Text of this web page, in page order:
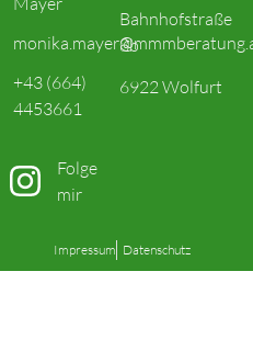
+43 (664)
4453661
Folge
mir
Bahnhofstraße
8b
6922 Wolfurt
Impressum Datenschutz